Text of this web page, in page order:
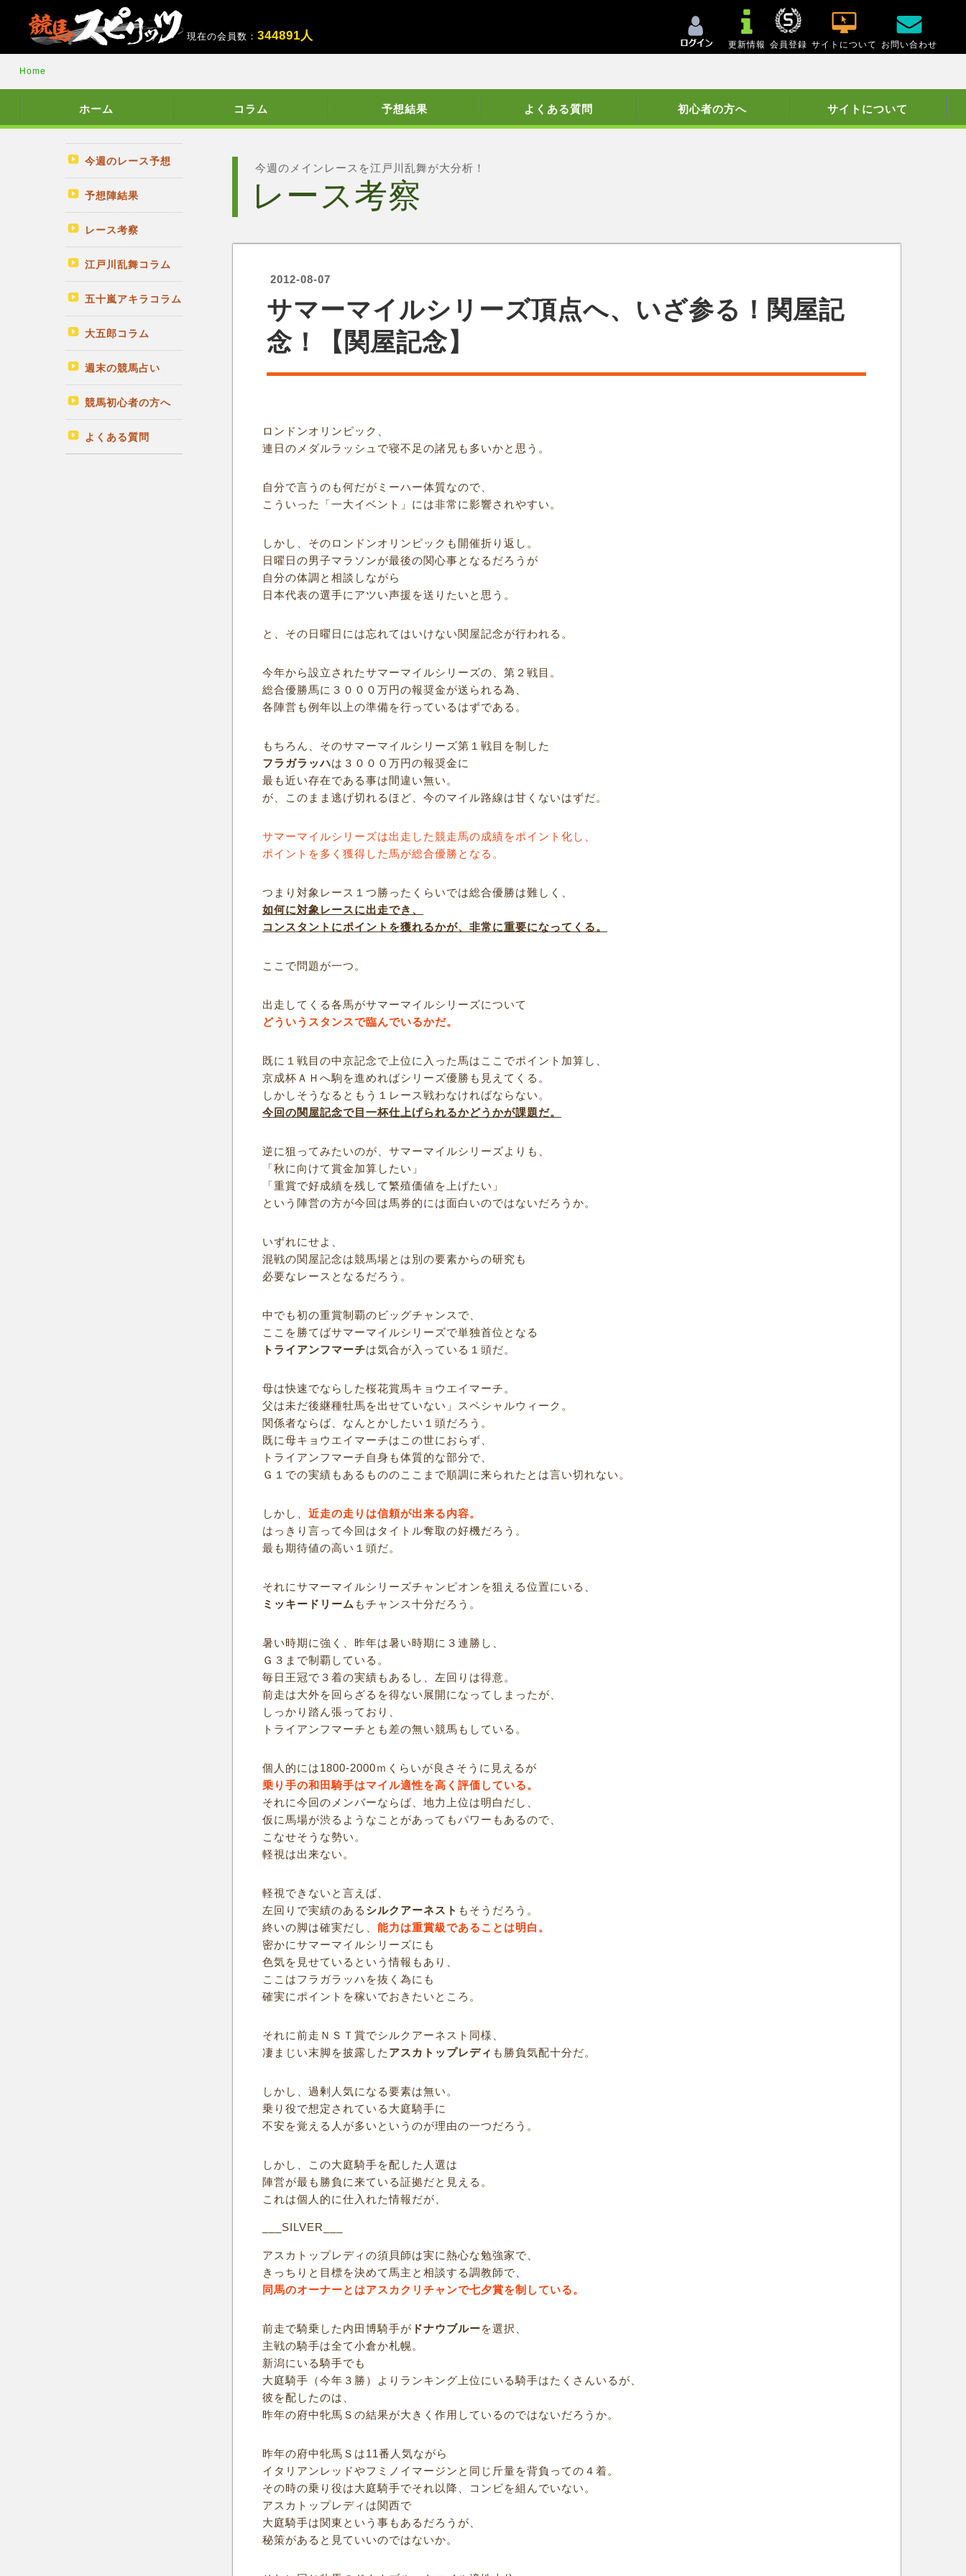
現在の会員数：344891人
更新情報 会員登録 サイトについて お問い合わせ
Home
ホーム コラム 予想結果 よくある質問 初心者の方へ サイトについて
今週のレース予想
予想陣結果
レース考察
江戸川乱舞コラム
五十嵐アキラコラム
大五郎コラム
週末の競馬占い
競馬初心者の方へ
よくある質問
今週のメインレースを江戸川乱舞が大分析！
レース考察
2012-08-07
サマーマイルシリーズ頂点へ、いざ参る！関屋記
念！【関屋記念】
ロンドンオリンピック、
連日のメダルラッシュで寝不足の諸兄も多いかと思う。
自分で言うのも何だがミーハー体質なので、
こういった「一大イベント」には非常に影響されやすい。
しかし、そのロンドンオリンピックも開催折り返し。
日曜日の男子マラソンが最後の関心事となるだろうが
自分の体調と相談しながら
日本代表の選手にアツい声援を送りたいと思う。
と、その日曜日には忘れてはいけない関屋記念が行われる。
今年から設立されたサマーマイルシリーズの、第２戦目。
総合優勝馬に３０００万円の報奨金が送られる為、
各陣営も例年以上の準備を行っているはずである。
もちろん、そのサマーマイルシリーズ第１戦目を制した
フラガラッハは３０００万円の報奨金に
最も近い存在である事は間違い無い。
が、このまま逃げ切れるほど、今のマイル路線は甘くないはずだ。
サマーマイルシリーズは出走した競走馬の成績をポイント化し、
ポイントを多く獲得した馬が総合優勝となる。
つまり対象レース１つ勝ったくらいでは総合優勝は難しく、
如何に対象レースに出走でき、
コンスタントにポイントを獲れるかが、非常に重要になってくる。
ここで問題が一つ。
出走してくる各馬がサマーマイルシリーズについて
どういうスタンスで臨んでいるかだ。
既に１戦目の中京記念で上位に入った馬はここでポイント加算し、
京成杯ＡＨへ駒を進めればシリーズ優勝も見えてくる。
しかしそうなるともう１レース戦わなければならない。
今回の関屋記念で目一杯仕上げられるかどうかが課題だ。
逆に狙ってみたいのが、サマーマイルシリーズよりも、
「秋に向けて賞金加算したい」
「重賞で好成績を残して繁殖価値を上げたい」
という陣営の方が今回は馬券的には面白いのではないだろうか。
いずれにせよ、
混戦の関屋記念は競馬場とは別の要素からの研究も
必要なレースとなるだろう。
中でも初の重賞制覇のビッグチャンスで、
ここを勝てばサマーマイルシリーズで単独首位となる
トライアンフマーチは気合が入っている１頭だ。
母は快速でならした桜花賞馬キョウエイマーチ。
父は未だ後継種牡馬を出せていない」スペシャルウィーク。
関係者ならば、なんとかしたい１頭だろう。
既に母キョウエイマーチはこの世におらず、
トライアンフマーチ自身も体質的な部分で、
Ｇ１での実績もあるもののここまで順調に来られたとは言い切れない。
しかし、近走の走りは信頼が出来る内容。
はっきり言って今回はタイトル奪取の好機だろう。
最も期待値の高い１頭だ。
それにサマーマイルシリーズチャンピオンを狙える位置にいる、
ミッキードリームもチャンス十分だろう。
暑い時期に強く、昨年は暑い時期に３連勝し、
Ｇ３まで制覇している。
毎日王冠で３着の実績もあるし、左回りは得意。
前走は大外を回らざるを得ない展開になってしまったが、
しっかり踏ん張っており、
トライアンフマーチとも差の無い競馬もしている。
個人的には1800‐2000ｍくらいが良さそうに見えるが
乗り手の和田騎手はマイル適性を高く評価している。
それに今回のメンバーならば、地力上位は明白だし、
仮に馬場が渋るようなことがあってもパワーもあるので、
こなせそうな勢い。
軽視は出来ない。
軽視できないと言えば、
左回りで実績のある シルクアーネスト もそうだろう。
終いの脚は確実だし、能力は重賞級であることは明白。
密かにサマーマイルシリーズにも
色気を見せているという情報もあり、
ここはフラガラッハを抜く為にも
確実にポイントを稼いでおきたいところ。
それに前走ＮＳＴ賞でシルクアーネスト同様、
凄まじい末脚を披露した アスカトップレディ も勝負気配十分だ。
しかし、過剰人気になる要素は無い。
乗り役で想定されている大庭騎手に
不安を覚える人が多いというのが理由の一つだろう。
しかし、この大庭騎手を配した人選は
陣営が最も勝負に来ている証拠だと見える。
これは個人的に仕入れた情報だが、
___SILVER___
アスカトップレディの須貝師は実に熱心な勉強家で、
きっちりと目標を決めて馬主と相談する調教師で、
同馬のオーナーとはアスカクリチャンで七夕賞を制している。
前走で騎乗した内田博騎手が ドナウブルーを選択、
主戦の騎手は全て小倉か札幌。
新潟にいる騎手でも
大庭騎手（今年３勝）よりランキング上位にいる騎手はたくさんいるが、
彼を配したのは、
昨年の府中牝馬Ｓの結果が大きく作用しているのではないだろうか。
昨年の府中牝馬Ｓは11番人気ながら
イタリアンレッドやフミノイマージンと同じ斤量を背負っての４着。
その時の乗り役は大庭騎手でそれ以降、コンビを組んでいない。
アスカトップレディは関西で
大庭騎手は関東という事もあるだろうが、
秘策があると見ていいのではないか。